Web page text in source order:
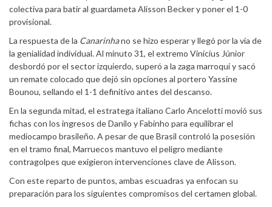
colectiva para batir al guardameta Alisson Becker y poner el 1-0
provisional.
La respuesta de la Canarinhano se hizo esperar y llegó por la vía de
la genialidad individual. Al minuto 31, el extremo Vinícius Júnior
desbordó por el sector izquierdo, superó a la zaga marroquí y sacó
un remate colocado que dejó sin opciones al portero Yassine
Bounou, sellando el 1-1 definitivo antes del descanso.
En la segunda mitad, el estratega italiano Carlo Ancelotti movió sus
fichas con los ingresos de Danilo y Fabinho para equilibrar el
mediocampo brasileño. A pesar de que Brasil controló la posesión
en el tramo final, Marruecos mantuvo el peligro mediante
contragolpes que exigieron intervenciones clave de Alisson.
Con este reparto de puntos, ambas escuadras ya enfocan su
preparación para los siguientes compromisos del certamen global.